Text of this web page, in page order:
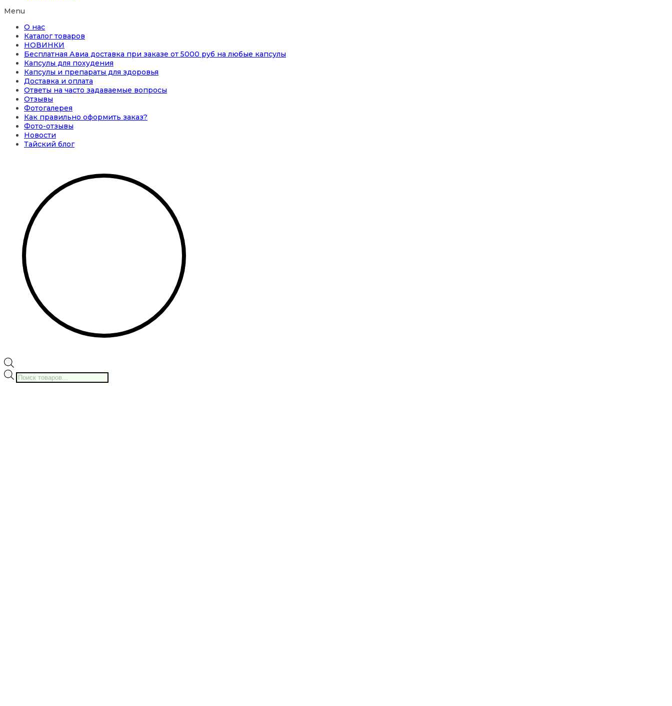
Menu
О нас
Каталог товаров
НОВИНКИ
Бесплатная Авиа доставка при заказе от 5000 руб на любые капсулы
Капсулы для похудения
Капсулы и препараты для здоровья
Доставка и оплата
Ответы на часто задаваемые вопросы
Отзывы
Фотогалерея
Как правильно оформить заказ?
Фото-отзывы
Новости
Тайский блог
Поиск
товаров